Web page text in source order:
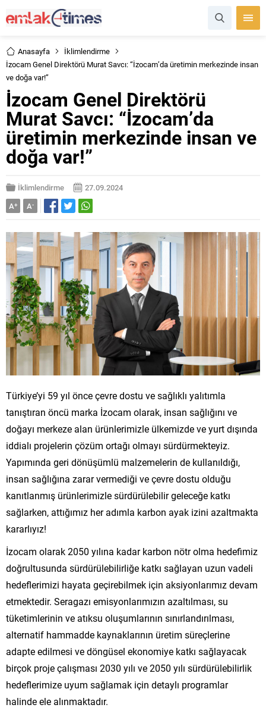
Anasayfa
İklimlendirme
İzocam Genel Direktörü Murat Savcı: “İzocam’da üretimin merkezinde insan
ve doğa var!”
İzocam Genel Direktörü
Murat Savcı: “İzocam’da
üretimin merkezinde insan ve
doğa var!”
İklimlendirme
27.09.2024
A+ A-
Türkiye’yi 59 yıl önce çevre dostu ve sağlıklı yalıtımla
tanıştıran öncü marka İzocam olarak, insan sağlığını ve
doğayı merkeze alan ürünlerimizle ülkemizde ve yurt dışında
iddialı projelerin çözüm ortağı olmayı sürdürmekteyiz.
Yapımında geri dönüşümlü malzemelerin de kullanıldığı,
insan sağlığına zarar vermediği ve çevre dostu olduğu
kanıtlanmış ürünlerimizle sürdürülebilir geleceğe katkı
sağlarken, attığımız her adımla karbon ayak izini azaltmakta
kararlıyız!
İzocam olarak 2050 yılına kadar karbon nötr olma hedefimiz
doğrultusunda sürdürülebilirliğe katkı sağlayan uzun vadeli
hedeflerimizi hayata geçirebilmek için aksiyonlarımız devam
etmektedir. Seragazı emisyonlarımızın azaltılması, su
tüketimlerinin ve atıksu oluşumlarının sınırlandırılması,
alternatif hammadde kaynaklarının üretim süreçlerine
adapte edilmesi ve döngüsel ekonomiye katkı sağlayacak
birçok proje çalışması 2030 yılı ve 2050 yılı sürdürülebilirlik
hedeflerimize uyum sağlamak için detaylı programlar
halinde ele alınmaktadır.